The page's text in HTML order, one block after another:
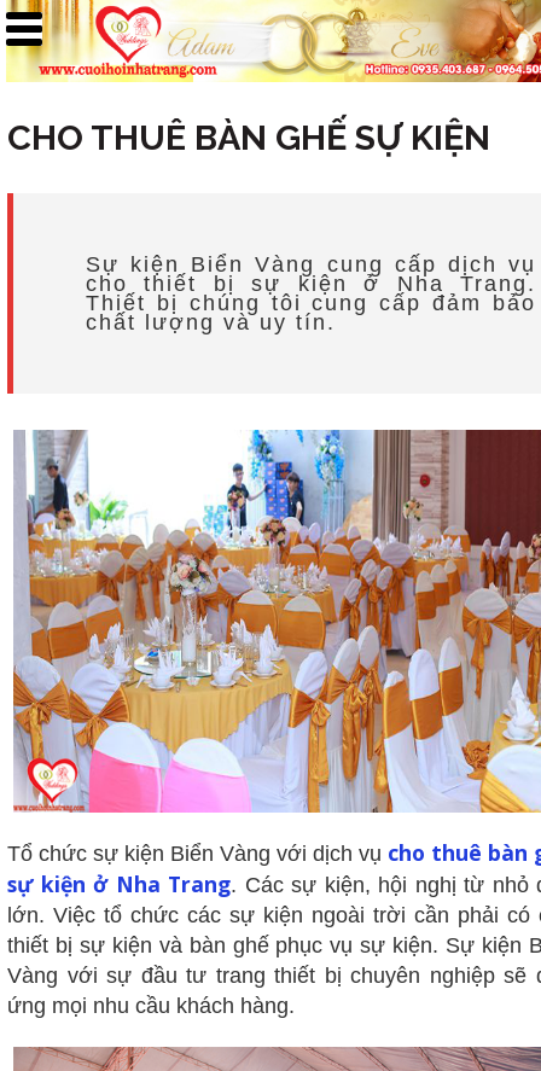
CHO THUÊ BÀN GHẾ SỰ KIỆN
Sự kiện Biển Vàng cung cấp dịch vụ
cho thiết bị sự kiện ở Nha Trang.
Thiết bị chúng tôi cung cấp đảm bảo
chất lượng và uy tín.
Tổ chức sự kiện Biển Vàng với dịch vụ cho thuê bàn
sự kiện ở Nha Trang. Các sự kiện, hội nghị từ nhỏ
lớn. Việc tổ chức các sự kiện ngoài trời cần phải có
thiết bị sự kiện và bàn ghế phục vụ sự kiện. Sự kiện
Vàng với sự đầu tư trang thiết bị chuyên nghiệp sẽ
ứng mọi nhu cầu khách hàng.